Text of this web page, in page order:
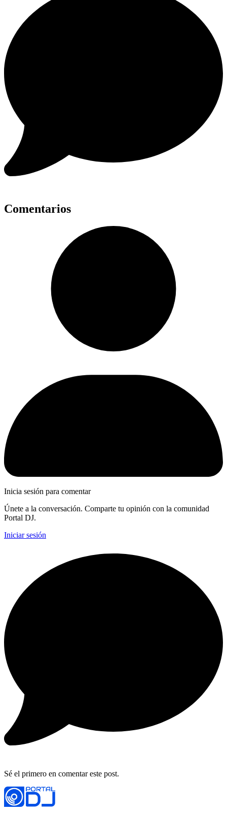
Comentarios
Inicia sesión para comentar
Únete a la conversación. Comparte tu opinión con la comunidad
Portal DJ.
Iniciar sesión
Sé el primero en comentar este post.